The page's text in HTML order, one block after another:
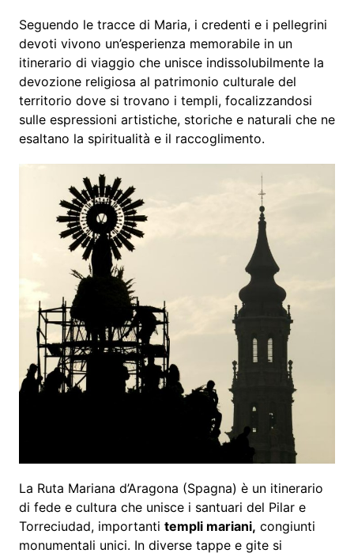
Seguendo le tracce di Maria, i credenti e i pellegrini
devoti vivono un’esperienza memorabile in un
itinerario di viaggio che unisce indissolubilmente la
devozione religiosa al patrimonio culturale del
territorio dove si trovano i templi, focalizzandosi
sulle espressioni artistiche, storiche e naturali che ne
esaltano la spiritualità e il raccoglimento.
La Ruta Mariana d’Aragona (Spagna) è un itinerario
di fede e cultura che unisce i santuari del Pilar e
Torreciudad, importanti templi mariani, congiunti
monumentali unici. In diverse tappe e gite si